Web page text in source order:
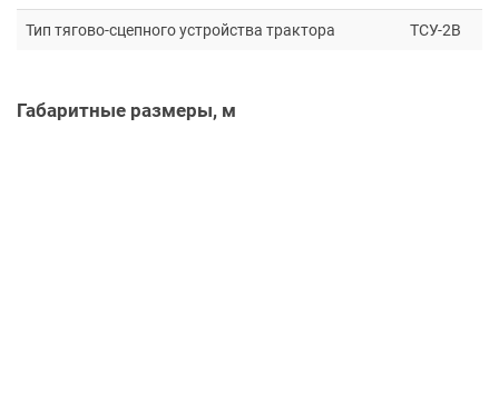
Тип тягово-сцепного устройства трактора ТСУ-2В
Габаритные размеры, м